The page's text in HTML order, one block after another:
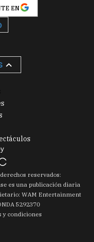
EN
reservados:
es una publicación diaria
WAM Entertainment
5292370
y condiciones